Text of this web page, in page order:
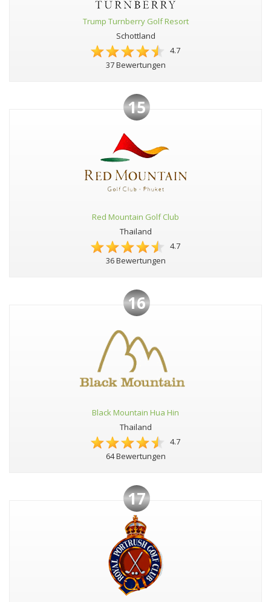
Trump Turnberry Golf Resort
Schottland
4.7
37 Bewertungen
15
Red Mountain Golf Club
Thailand
4.7
36 Bewertungen
16
Black Mountain Hua Hin
Thailand
4.7
64 Bewertungen
17